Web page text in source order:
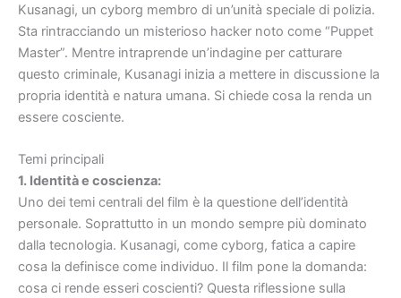
Kusanagi, un cyborg membro di un’unità speciale di polizia.
Sta rintracciando un misterioso hacker noto come “Puppet
Master”. Mentre intraprende un’indagine per catturare
questo criminale, Kusanagi inizia a mettere in discussione la
propria identità e natura umana. Si chiede cosa la renda un
essere cosciente.
Temi principali
1. Identità e coscienza:
Uno dei temi centrali del film è la questione dell’identità
personale. Soprattutto in un mondo sempre più dominato
dalla tecnologia. Kusanagi, come cyborg, fatica a capire
cosa la definisce come individuo. Il film pone la domanda:
cosa ci rende esseri coscienti? Questa riflessione sulla